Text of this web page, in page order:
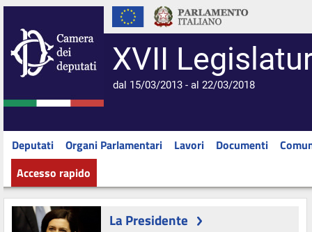
XVII
dal 15/03/2013 - al 22/03/2018
Deputati Organi Parlamentari Lavori Documenti
Accesso rapido
La Presidente